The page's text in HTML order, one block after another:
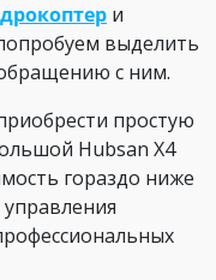
и
выделить
с ним.
простую
Hubsan X4
гораздо ниже